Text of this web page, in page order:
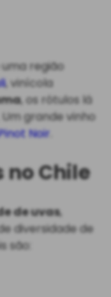
região
, vinícola
, os rótulos lá
grande vinho
Noir
no Chile
de uvas,
diversidade de
são: